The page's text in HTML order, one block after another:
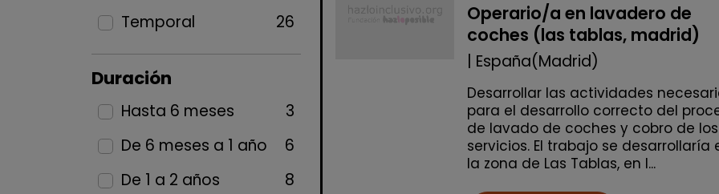
Temporal
26
Duración
Hasta 6 meses
3
De 6 meses a 1 año
6
De 1 a 2 años
8
Operario/a en lavadero de
coches (las tablas, madrid)
| España(Madrid)
Desarrollar las actividades
para el desarrollo correcto del
de lavado de coches y cobro de los
servicios. El trabajo se desarrollaría
la zona de Las Tablas, en l...